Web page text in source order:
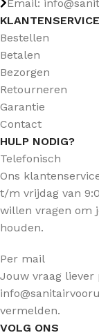
Email:
KLANTENSERVICE
Bestellen
Betalen
Bezorgen
Retourneren
Garantie
Contact
HULP NODIG?
Telefonisch
Ons
t/m vrijdag van
willen vragen om
houden.
Per mail
Jouw vraag liever
vermelden.
VOLG ONS